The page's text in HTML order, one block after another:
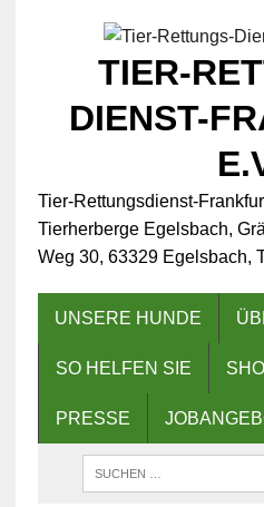
TIER-
DIENST-
Tier-Rettungsdienst-
Tierherberge Egelsbach,
Weg 30, 63329 Egelsbach,
UNSERE HUNDE
SO HELFEN SIE
PRESSE